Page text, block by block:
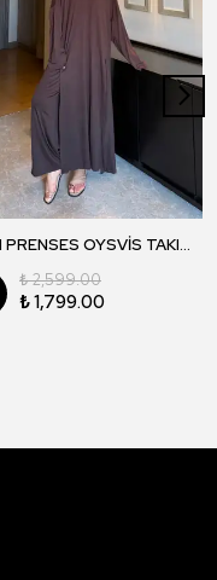
00131 PRENSES OYSVİS TAKIM - Kahverengi
₺ 2,599.00
₺ 1,799.00